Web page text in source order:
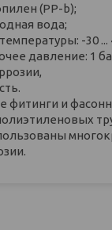
(PP-b);
вода;
-30 ...
давление: 1
и